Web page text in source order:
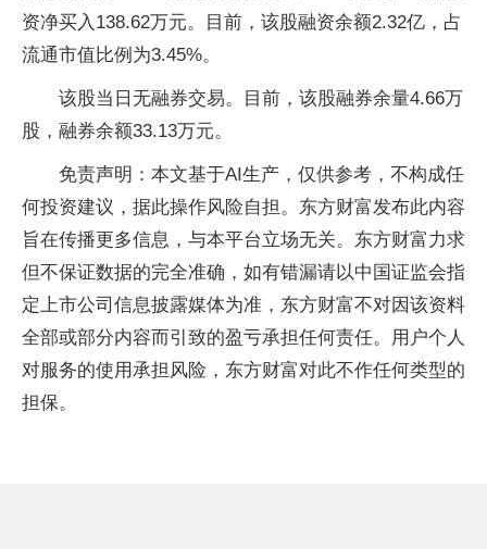
资净买入138.62万元。目前，该股融资余额2.32亿，占
流通市值比例为3.45%。
该股当日无融券交易。目前，该股融券余量4.66万
股，融券余额33.13万元。
免责声明：本文基于AI生产，仅供参考，不构成任
何投资建议，据此操作风险自担。东方财富发布此内容
旨在传播更多信息，与本平台立场无关。东方财富力求
但不保证数据的完全准确，如有错漏请以中国证监会指
定上市公司信息披露媒体为准，东方财富不对因该资料
全部或部分内容而引致的盈亏承担任何责任。用户个人
对服务的使用承担风险，东方财富对此不作任何类型的
担保。